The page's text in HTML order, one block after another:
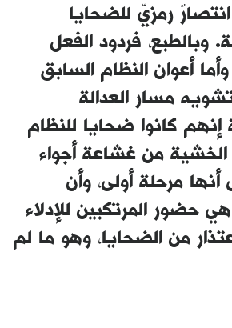
رمزيّ للضحايا
وبالطبع، فردود الفعل
أعوان النظام السابق
مسار العدالة
إنهم كانوا ضحايا للنظام
من غشاعة أجواء
مرحلة أولى، وأن
حضور المرتكبين للإدلاء
من الضحايا، وهو ما لم